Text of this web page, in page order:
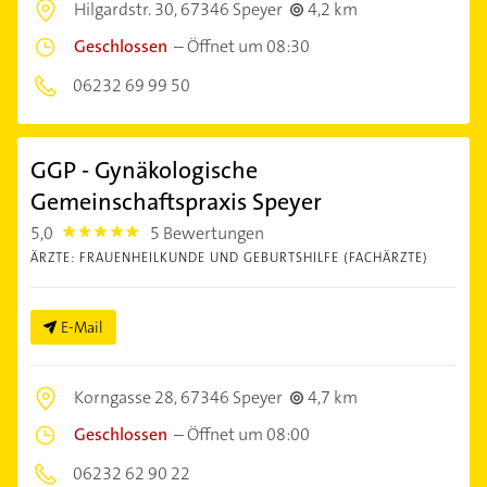
Hilgardstr. 30,67346 Speyer
4,2 km
Geschlossen –Öffnet um 08:30
06232 69 99 50
GGP - Gynäkologische
Gemeinschaftspraxis Speyer
5,0 5.0 5 Bewertungen
ÄRZTE: FRAUENHEILKUNDE UND GEBURTSHILFE (FACHÄRZTE)
E-Mail
Korngasse 28,67346 Speyer
4,7 km
Geschlossen –Öffnet um 08:00
06232 62 90 22